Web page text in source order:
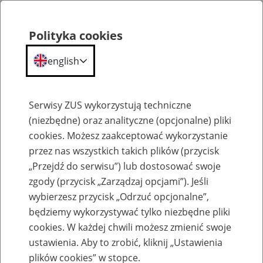
Komunikaty
Polityka cookies
english
Serwisy ZUS wykorzystują techniczne
(niezbędne) oraz analityczne (opcjonalne) pliki
cookies. Możesz zaakceptować wykorzystanie
przez nas wszystkich takich plików (przycisk
„Przejdź do serwisu”) lub dostosować swoje
zgody (przycisk „Zarządzaj opcjami”). Jeśli
wybierzesz przycisk „Odrzuć opcjonalne”,
będziemy wykorzystywać tylko niezbędne pliki
cookies. W każdej chwili możesz zmienić swoje
ustawienia. Aby to zrobić, kliknij „Ustawienia
plików cookies” w stopce.